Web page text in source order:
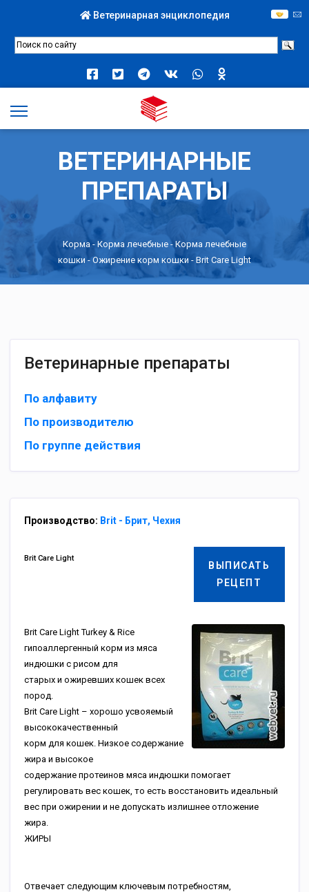
Ветеринарная энциклопедия
ВЕТЕРИНАРНЫЕ
ПРЕПАРАТЫ
Корма - Корма лечебные - Корма лечебные
кошки -Ожирение корм кошки - Brit Care Light
Ветеринарные препараты
По алфавиту
По производителю
По группе действия
Производство: Brit - Брит, Чехия
ВЫПИСАТЬ
РЕЦЕПТ
Brit Care Light
Brit Care Light Turkey & Rice
гипоаллергенный корм из мяса
индюшки с рисом для
старых и ожиревших кошек всех
пород.
Brit Care Light – хорошо усвояемый
высококачественный
корм для кошек. Низкое содержание
жира и высокое
содержание протеинов мяса индюшки помогает
регулировать вес кошек, то есть восстановить идеальный
вес при ожирении и не допускать излишнее отложение
жира.
ЖИРЫ
Отвечает следующим ключевым потребностям,